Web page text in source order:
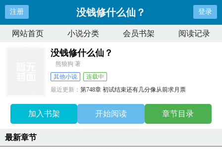
注册 没钱修什么仙？ 登录
网站首页 小说分类 会员书架 阅读记录
没钱修什么仙？
熊狼狗 著
其他小说
连载中
最近更新：第748章 初试结束还有几分像从前求月票
加入书架 开始阅读 章节目录
最新章节